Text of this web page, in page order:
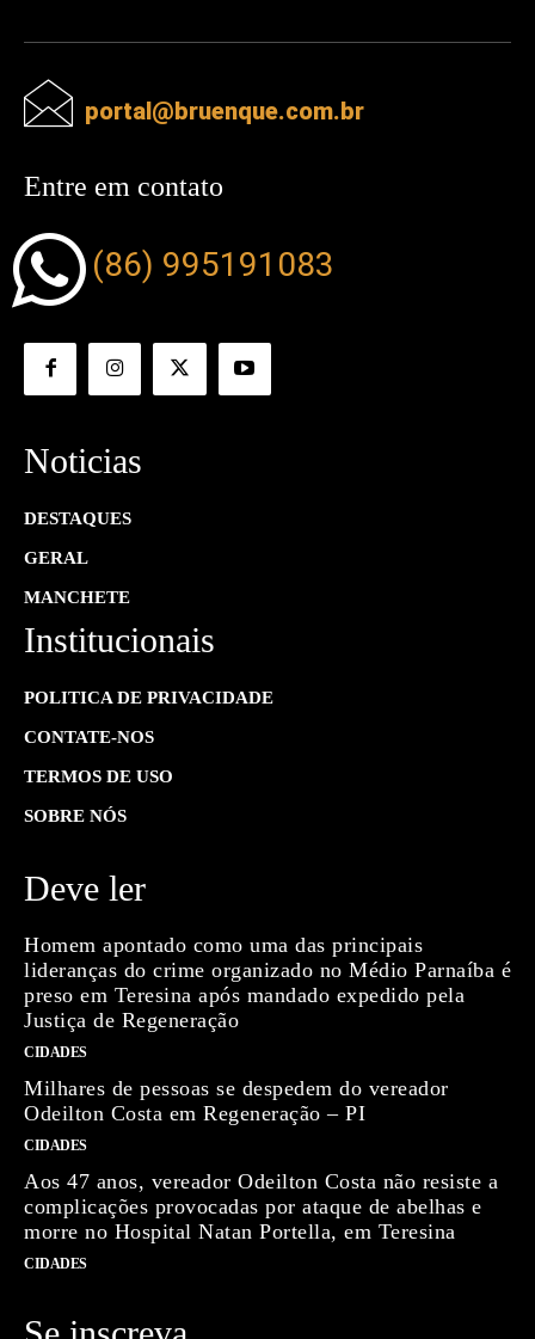
portal@bruenque.com.br
Entre em contato
(86) 995191083
Noticias
DESTAQUES
GERAL
MANCHETE
Institucionais
POLITICA DE PRIVACIDADE
CONTATE-NOS
TERMOS DE USO
SOBRE NÓS
Deve ler
Homem apontado como uma das principais
lideranças do crime organizado no Médio Parnaíba é
preso em Teresina após mandado expedido pela
Justiça de Regeneração
CIDADES
Milhares de pessoas se despedem do vereador
Odeilton Costa em Regeneração – PI
CIDADES
Aos 47 anos, vereador Odeilton Costa não resiste a
complicações provocadas por ataque de abelhas e
morre no Hospital Natan Portella, em Teresina
CIDADES